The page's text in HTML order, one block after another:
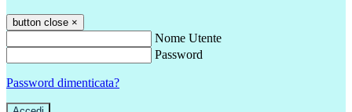
button close ×
Nome Utente
Password
Password dimenticata?